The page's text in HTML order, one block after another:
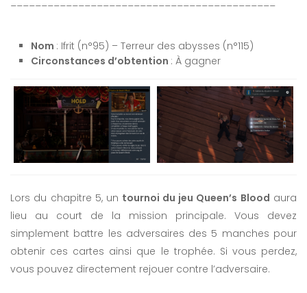
Nom : Ifrit (n°95) – Terreur des abysses (n°115)
Circonstances d’obtention : À gagner
Lors du chapitre 5, un tournoi du jeu Queen’s Blood aura
lieu au court de la mission principale. Vous devez
simplement battre les adversaires des 5 manches pour
obtenir ces cartes ainsi que le trophée. Si vous perdez,
vous pouvez directement rejouer contre l’adversaire.